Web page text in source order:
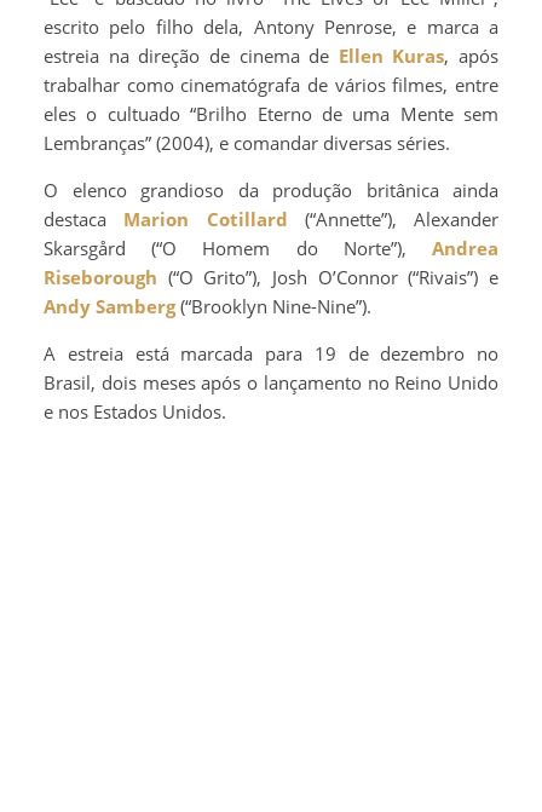
escrito pelo filho dela, Antony Penrose, e marca a
estreia na direção de cinema de Ellen Kuras, após
trabalhar como cinematógrafa de vários filmes, entre
eles o cultuado “Brilho Eterno de uma Mente sem
Lembranças” (2004), e comandar diversas séries.
O elenco grandioso da produção britânica ainda
destaca Marion Cotillard (“Annette”), Alexander
Skarsgård (“O Homem do Norte”), Andrea
Riseborough (“O Grito”), Josh O’Connor (“Rivais”) e
Andy Samberg(“Brooklyn Nine-Nine”).
A estreia está marcada para 19 de dezembro no
Brasil, dois meses após o lançamento no Reino Unido
e nos Estados Unidos.